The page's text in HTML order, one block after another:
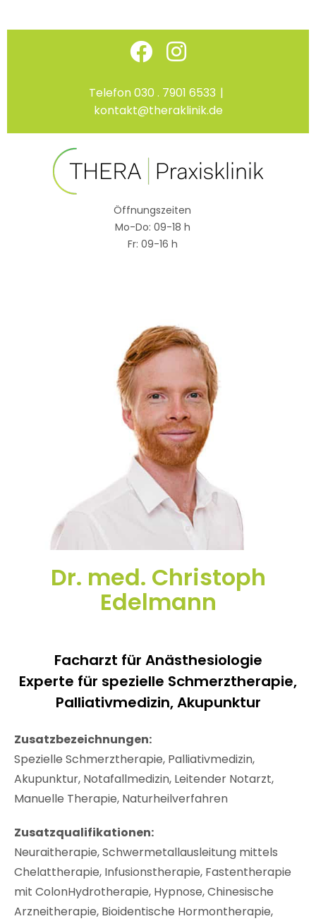
Skip
Facebook
Instagram
Telefon 030 . 7901 6533 |
kontakt@theraklinik.de
Öffnungszeiten
Mo-Do: 09-18 h
Fr: 09-16 h
Dr. med. Christoph
Edelmann
Facharzt für Anästhesiologie
Experte für spezielle Schmerztherapie,
Palliativmedizin, Akupunktur
Zusatzbezeichnungen:
Spezielle Schmerztherapie, Palliativmedizin,
Akupunktur, Notafallmedizin, Leitender Notarzt,
Manuelle Therapie, Naturheilverfahren
Zusatzqualifikationen:
Neuraitherapie, Schwermetallausleitung mittels
Chelattherapie, Infusionstherapie, Fastentherapie
mit ColonHydrotherapie, Hypnose, Chinesische
Arzneitherapie, Bioidentische Hormontherapie,